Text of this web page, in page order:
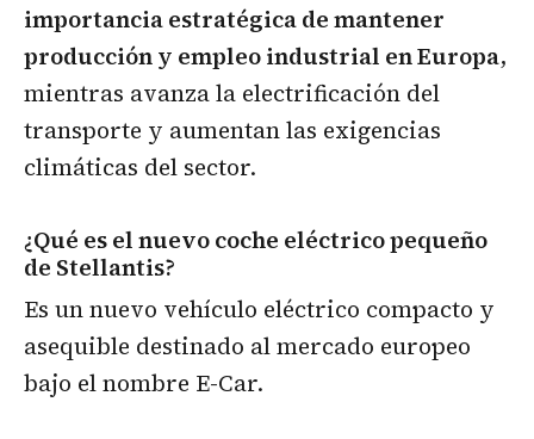
importancia estratégica de mantener
producción y empleo industrial en Europa,
mientras avanza la electrificación del
transporte y aumentan las exigencias
climáticas del sector.
¿Qué es el nuevo coche eléctrico pequeño
de Stellantis?
Es un nuevo vehículo eléctrico compacto y
asequible destinado al mercado europeo
bajo el nombre E-Car.